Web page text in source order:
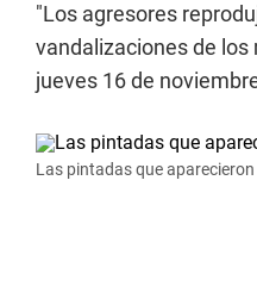
"Los agresores
vandalizaciones de
jueves 16 de
Las pintadas que